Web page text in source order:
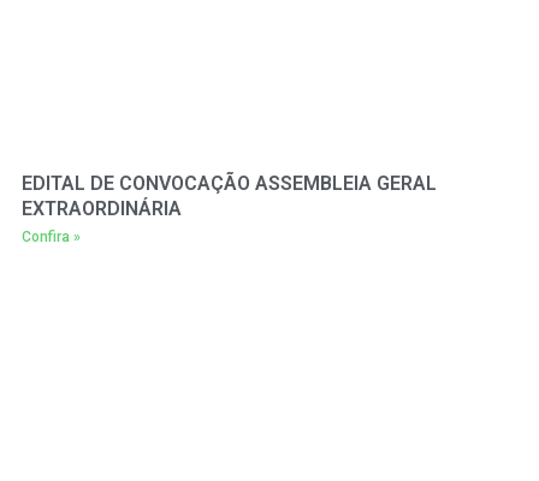
EDITAL DE CONVOCAÇÃO ASSEMBLEIA GERAL
EXTRAORDINÁRIA
Confira »